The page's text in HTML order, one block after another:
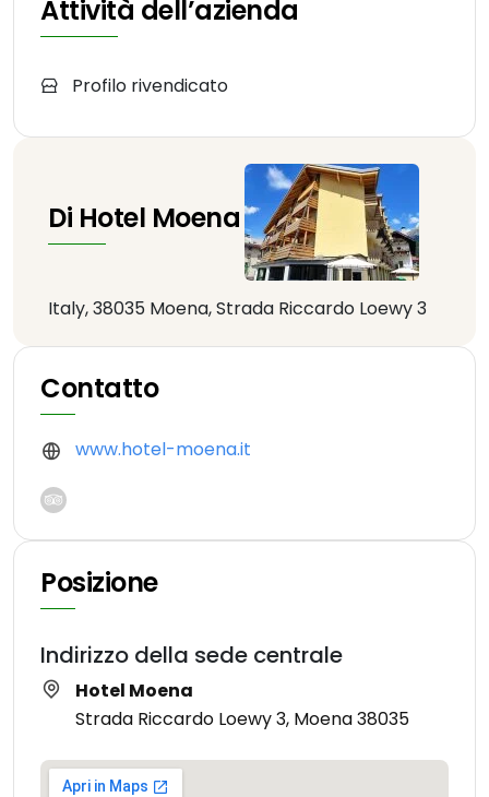
Attività dell’azienda
Profilo rivendicato
Di Hotel Moena
Italy, 38035 Moena, Strada Riccardo Loewy 3
Contatto
www.hotel-moena.it
Posizione
Indirizzo della sede centrale
Hotel Moena
Strada Riccardo Loewy 3, Moena 38035